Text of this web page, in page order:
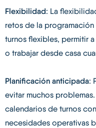
Flexibilidad: La
retos de la
turnos flexibles, permitir
o trabajar desde casa
Planificación anticipada:
evitar muchos
calendarios de turnos
necesidades operativas